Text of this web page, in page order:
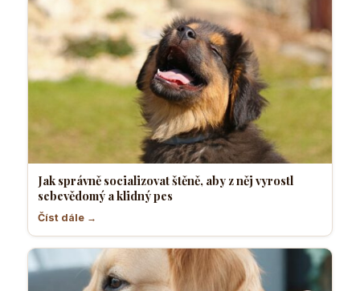
Jak správně socializovat štěně, aby z něj vyrostl
sebevědomý a klidný pes
Číst dále →